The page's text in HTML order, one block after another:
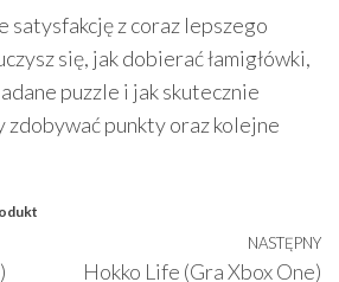
satysfakcję z coraz lepszego
się, jak dobierać łamigłówki,
puzzle i jak skutecznie
zdobywać punkty oraz kolejne
NASTĘPNY
Hokko Life (Gra Xbox One)